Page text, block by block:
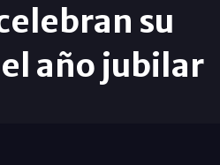
su
año jubilar